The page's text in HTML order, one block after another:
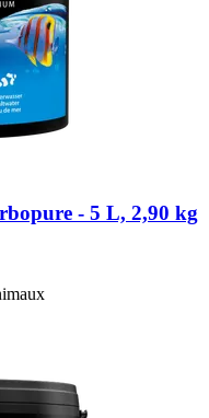
-​ 5 L, 2,90 kg